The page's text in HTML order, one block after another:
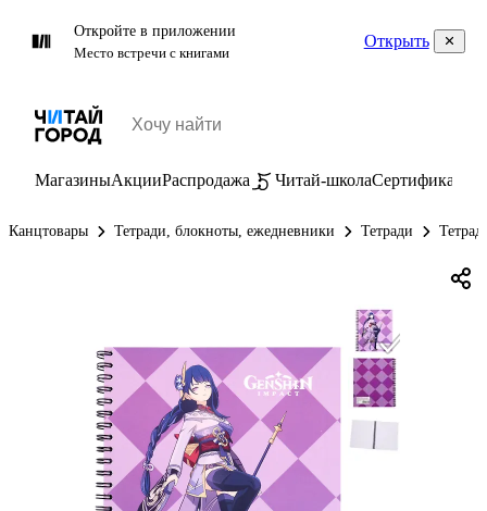
Откройте в приложении
Место встречи с книгами
Открыть
МагазиныАкцииРаспродажа Читай-школаСертификаты
Канцтовары Тетради, блокноты, ежедневники Тетради